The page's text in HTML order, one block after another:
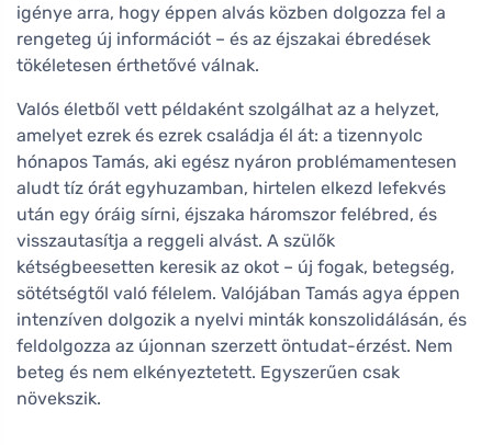
igénye arra, hogy éppen alvás közben dolgozza fel a
rengeteg új információt – és az éjszakai ébredések
tökéletesen érthetővé válnak.
Valós életből vett példaként szolgálhat az a helyzet,
amelyet ezrek és ezrek családja él át: a tizennyolc
hónapos Tamás, aki egész nyáron problémamentesen
aludt tíz órát egyhuzamban, hirtelen elkezd lefekvés
után egy óráig sírni, éjszaka háromszor felébred, és
visszautasítja a reggeli alvást. A szülők
kétségbeesetten keresik az okot – új fogak, betegség,
sötétségtől való félelem. Valójában Tamás agya éppen
intenzíven dolgozik a nyelvi minták konszolidálásán, és
feldolgozza az újonnan szerzett öntudat-érzést. Nem
beteg és nem elkényeztetett. Egyszerűen csak
növekszik.